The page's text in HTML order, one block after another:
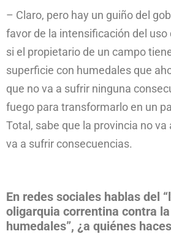
– Claro, pero hay un guiño del
favor de la intensificación del uso
si el propietario de un campo
superficie con humedales que
que no va a sufrir ninguna
fuego para transformarlo en un
Total, sabe que la provincia no va
va a sufrir consecuencias.
En redes sociales hablas del
oligarquia correntina contra
humedales”, ¿a quiénes